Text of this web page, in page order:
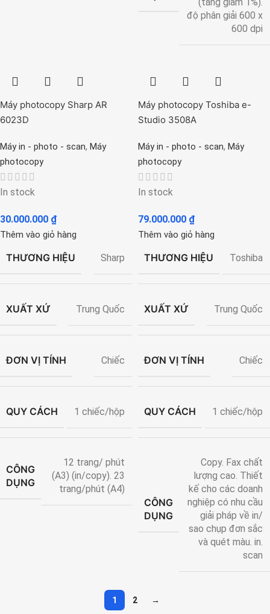
độ phân giải 600 x
600 dpi
Máy photocopy Sharp AR
6023D
Máy in - photo - scan, Máy
photocopy
In stock
30.000.000 ₫
Thêm vào giỏ hàng
THƯƠNG HIỆU Sharp
XUẤT XỨ Trung Quốc
ĐƠN VỊ TÍNH Chiếc
QUY CÁCH 1 chiếc/hộp
CÔNG
DỤNG
12 trang/ phút
(A3) (in/copy). 23
trang/phút (A4)
Máy photocopy Toshiba e-
Studio 3508A
Máy in - photo - scan, Máy
photocopy
In stock
79.000.000 ₫
Thêm vào giỏ hàng
THƯƠNG HIỆU Toshiba
XUẤT XỨ Trung Quốc
ĐƠN VỊ TÍNH Chiếc
QUY CÁCH 1 chiếc/hộp
CÔNG
DỤNG
Copy. Fax chất
lượng cao. Thiết
kế cho các doanh
nghiệp có nhu cầu
giải pháp về in/
sao chụp đơn sắc
và quét màu. in.
scan
1 2 →